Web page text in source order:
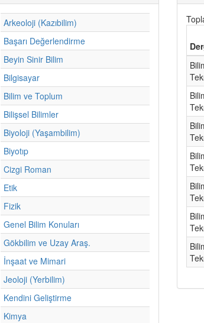
Arkeoloji (Kazıbilim)
Başarı Değerlendirme
Beyin Sinir Bilim
Bilgisayar
Bilim ve Toplum
Bilişsel Bilimler
Biyoloji (Yaşambilim)
Biyotıp
Cizgi Roman
Etik
Fizik
Genel Bilim Konuları
Gökbilim ve Uzay Araş.
İnşaat ve Mimari
Jeoloji (Yerbilim)
Kendini Geliştirme
Kimya